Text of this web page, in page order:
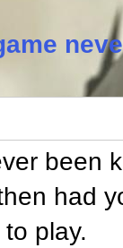
been
had
play.